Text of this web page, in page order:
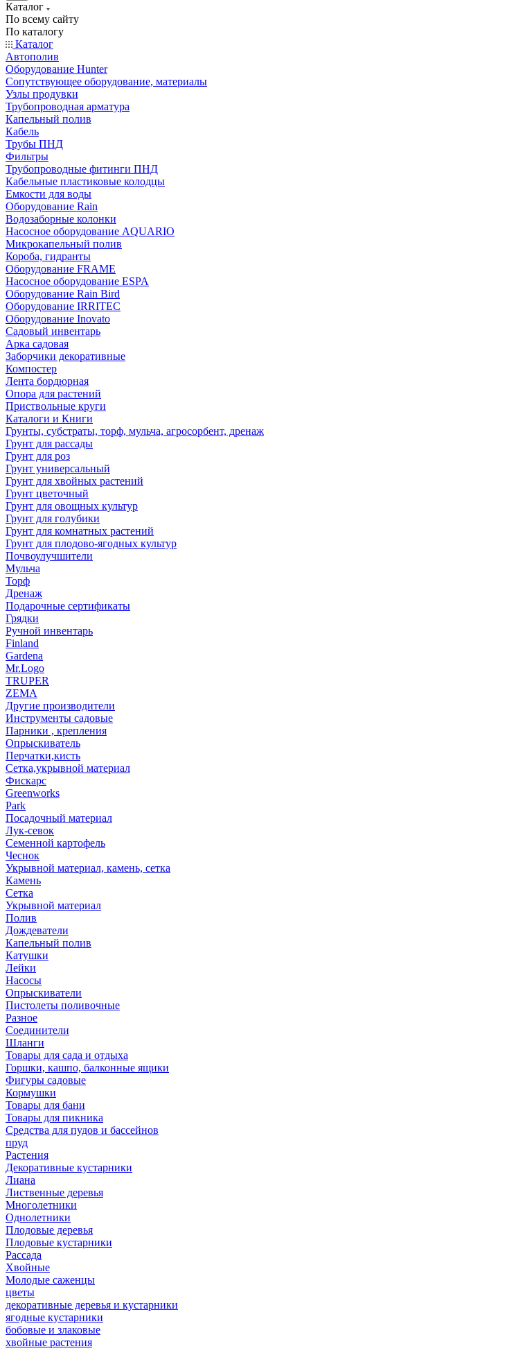
Каталог
По всему сайту
По каталогу
Каталог
Автополив
Оборудование Hunter
Сопутствующее оборудование, материалы
Узлы продувки
Трубопроводная арматура
Капельный полив
Кабель
Трубы ПНД
Фильтры
Трубопроводные фитинги ПНД
Кабельные пластиковые колодцы
Емкости для воды
Оборудование Rain
Водозаборные колонки
Насосное оборудование AQUARIO
Микрокапельный полив
Короба, гидранты
Оборудование FRAME
Насосное оборудование ESPA
Оборудование Rain Bird
Оборудование IRRITEC
Оборудование Inovato
Садовый инвентарь
Арка садовая
Заборчики декоративные
Компостер
Лента бордюрная
Опора для растений
Приствольные круги
Каталоги и Книги
Грунты, субстраты, торф, мульча, агросорбент, дренаж
Грунт для рассады
Грунт для роз
Грунт универсальный
Грунт для хвойных растений
Грунт цветочный
Грунт для овощных культур
Грунт для голубики
Грунт для комнатных растений
Грунт для плодово-ягодных культур
Почвоулучшители
Мульча
Торф
Дренаж
Подарочные сертификаты
Грядки
Ручной инвентарь
Finland
Gardena
Mr.Logo
TRUPER
ZEMA
Другие производители
Инструменты садовые
Парники , крепления
Опрыскиватель
Перчатки,кисть
Сетка,укрывной материал
Фискарс
Greenworks
Park
Посадочный материал
Лук-севок
Семенной картофель
Чеснок
Укрывной материал, камень, сетка
Камень
Сетка
Укрывной материал
Полив
Дождеватели
Капельный полив
Катушки
Лейки
Насосы
Опрыскиватели
Пистолеты поливочные
Разное
Соединители
Шланги
Товары для сада и отдыха
Горшки, кашпо, балконные ящики
Фигуры садовые
Кормушки
Товары для бани
Товары для пикника
Средства для пудов и бассейнов
пруд
Растения
Декоративные кустарники
Лиана
Лиственные деревья
Многолетники
Однолетники
Плодовые деревья
Плодовые кустарники
Рассада
Хвойные
Молодые саженцы
цветы
декоративные деревья и кустарники
ягодные кустарники
бобовые и злаковые
хвойные растения